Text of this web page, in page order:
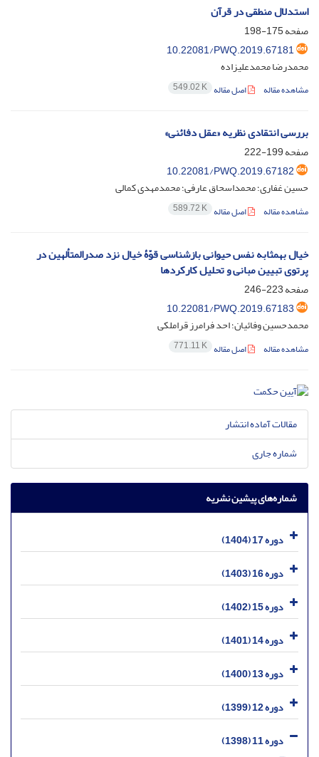
استدلال منطقی در قرآن
صفحه175-198
10.22081/PWQ.2019.67181
محمدرضا محمدعلیزاده
مشاهده مقاله اصل مقاله 549.02 K
بررسی انتقادی نظریه «عقل دفائنی»
صفحه199-222
10.22081/PWQ.2019.67182
حسین غفاری؛ محمداسحاق عارفی؛ محمدمهدی کمالی
مشاهده مقاله اصل مقاله 589.72 K
خیال به‏مثابه نفس حیوانی بازشناسی قوّۀ خیال نزد صدرالمتألهین در
پرتوی تبیین مبانی و تحلیل کارکردها
صفحه223-246
10.22081/PWQ.2019.67183
محمدحسین وفائیان؛ احد فرامرز قراملکی
مشاهده مقاله اصل مقاله 771.11 K
مقالات آماده انتشار
شماره جاری
شماره‌های پیشین نشریه
دوره 17 (1404)
دوره 16 (1403)
دوره 15 (1402)
دوره 14 (1401)
دوره 13 (1400)
دوره 12 (1399)
دوره 11 (1398)